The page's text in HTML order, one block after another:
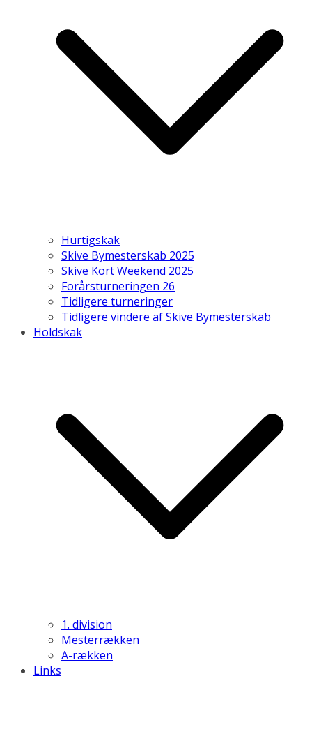
Hurtigskak
Skive Bymesterskab 2025
Skive Kort Weekend 2025
Forårsturneringen 26
Tidligere turneringer
Tidligere vindere af Skive Bymesterskab
Holdskak
1. division
Mesterrækken
A-rækken
Links